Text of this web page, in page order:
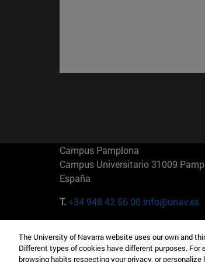
Campus Pamplona
Campus Universitario 31009
España
T.+34 948 42 56 00 info@unav.es
Camino del Cerro Águila 3 28023
Madrid España
The University of Navarra website uses our own and
Different types of cookies have different purposes.
browsing habits respecting your privacy, or